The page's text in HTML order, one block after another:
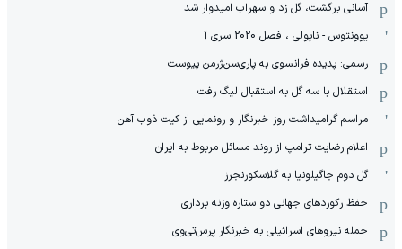
آسانی برگشت، گل زد و سهراب امیدوار شد
یوونتوس - ناپولی ، فصل 2020 سری آ
رسمی: پدیده فرانسوی به پاری‌سن‌ژرمن پیوست
استقلال با سه گل به استقبال لیگ رفت
مراسم گرامیداشت روز خبرنگار و رونمایی از کیت ذوب آهن
اعلام رضایت ترامپ از روند مسائل مربوط به ایران
گل دوم جاگیلونیا به گلاسکورنجرز
حفظ رکوردهای جهانی دو ستاره وزنه برداری
حمله نیروهای اسرائیلی به خبرنگار پرس‌تی‌وی